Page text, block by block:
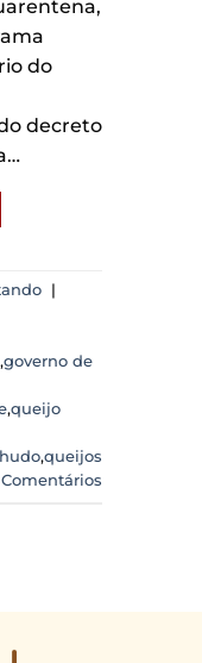
do
decreto
|
,governo de
,queijo
,queijos